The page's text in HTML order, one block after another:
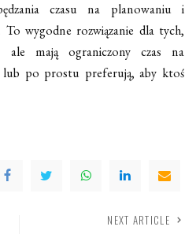
czasu na planowaniu i
wygodne rozwiązanie dla tych,
ale mają ograniczony czas na
lub po prostu preferują, aby ktoś
NEXT ARTICLE